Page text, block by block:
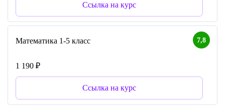
Ссылка на курс
7,8
Математика 1-5 класс
1 190 ₽
Ссылка на курс